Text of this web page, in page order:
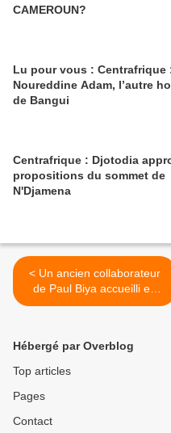
CAMEROUN?
Lu pour vous : Centrafrique
Noureddine Adam, l’autre
de Bangui
Centrafrique : Djotodia
propositions du sommet de
N'Djamena
< Un ancien collaborateur
de Paul Biya accueilli en
héros au tribunal
Hébergé par Overblog
Top articles
Pages
Contact